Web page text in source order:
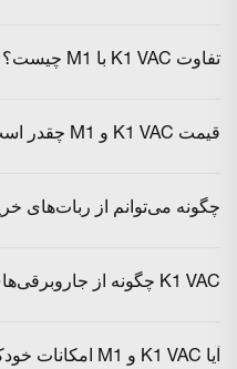
تفاوت K1 VAC با M1 چیست؟
قیمت K1 VAC و M1 چقدر است؟
چگونه می‌توانم از ربات‌های
K1 VAC چگونه از جاروبرقی‌های سنتی بهتر عمل می‌کند؟
آیا K1 VAC و M1 امکانات خودکار دارند؟